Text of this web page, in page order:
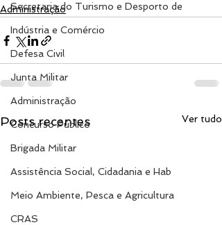
Secretaria do Turismo e Desporto de
Indústria e Comércio
Defesa Civil
Junta Militar
Administração
Concurso Público
Brigada Militar
Assistência Social, Cidadania e Hab
Meio Ambiente, Pesca e Agricultura
CRAS
Administração
Posts recentes Ver tudo